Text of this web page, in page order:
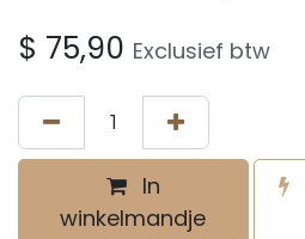
$ 75,90 Exclusief btw
In
winkelmandje